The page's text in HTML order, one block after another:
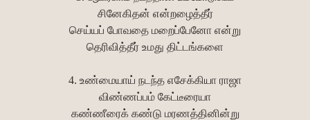
சினேகிதன் என்றழைத்தீர்
செய்யப் போவதை மறைப்பேனோ என்று
தெரிவித்தீர் உமது திட்டங்களை
4. உண்மையாய் நடந்த எசேக்கியா ராஜா
விண்ணப்பம் கேட்டீரையா
கண்ணீரைக் கண்டு மரணத்தினின்று